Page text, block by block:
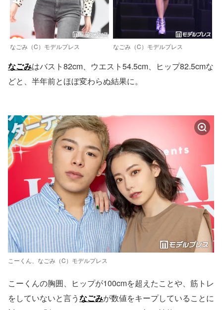
なごみ（C）モデルプレス なごみ（C）モデルプレス
なごみはバスト82cm、ウエスト54.5cm、ヒップ82.5cmな
どと、半年前とほぼ変わらぬ結果に。
こーくん、なごみ（C）モデルプレス
こーくんの胸囲、ヒップが100cmを超えたことや、筋トレ
をしていないと言うなごみが数値をキープしていることに